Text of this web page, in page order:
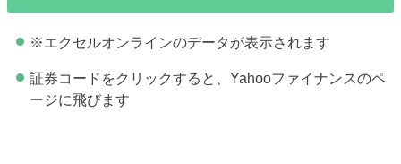
※エクセルオンラインのデータが表示されます
証券コードをクリックすると、Yahooファイナンスのペ
ージに飛びます